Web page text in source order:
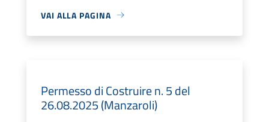
VAI ALLA PAGINA
Permesso di Costruire n. 5 del
26.08.2025 (Manzaroli)